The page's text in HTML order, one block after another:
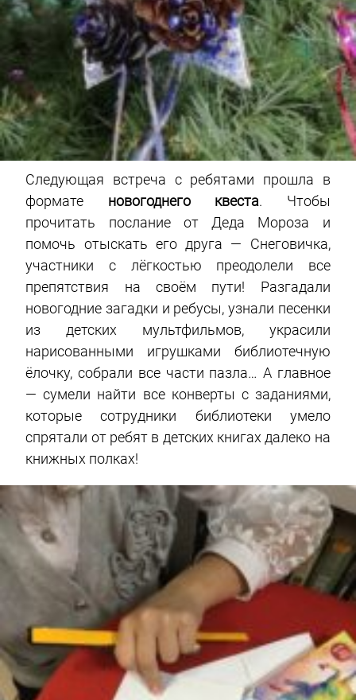
Следующая встреча с ребятами прошла в
формате новогоднего квеста. Чтобы
прочитать послание от Деда Мороза и
помочь отыскать его друга — Снеговичка,
участники с лёгкостью преодолели все
препятствия на своём пути! Разгадали
новогодние загадки и ребусы, узнали песенки
из детских мультфильмов, украсили
нарисованными игрушками библиотечную
ёлочку, собрали все части пазла… А главное
— сумели найти все конверты с заданиями,
которые сотрудники библиотеки умело
спрятали от ребят в детских книгах далеко на
книжных полках!